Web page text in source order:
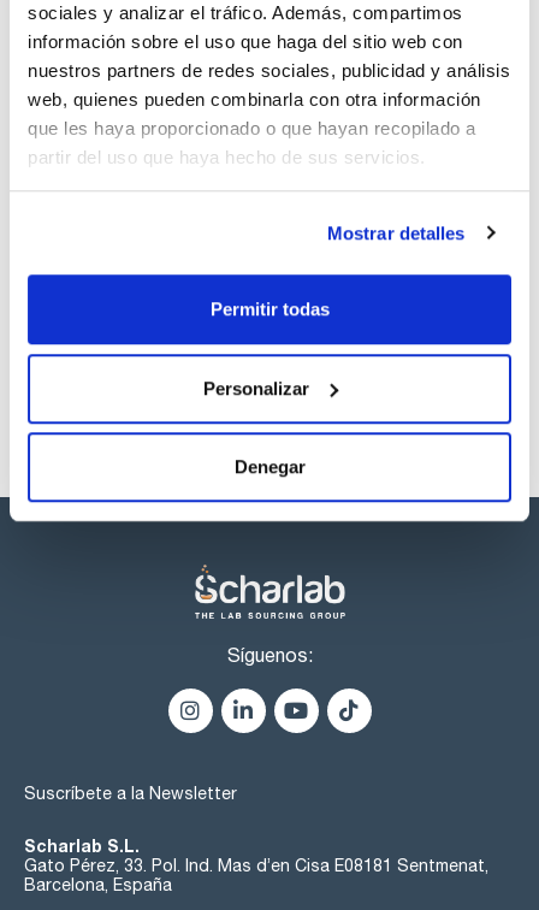
sociales y analizar el tráfico. Además, compartimos
información sobre el uso que haga del sitio web con
nuestros partners de redes sociales, publicidad y análisis
web, quienes pueden combinarla con otra información
que les haya proporcionado o que hayan recopilado a
partir del uso que haya hecho de sus servicios.
Mostrar detalles
Permitir todas
Personalizar
Denegar
Documentación técnica
TDS / Ficha técnica
Regístrate para
descargas
COA
Regístrate para
descargas
SDS/ Hoja de seguridad
Regístrate para
Los productos marcados con esta imagen son
productos marca Scharlau habitualmente en stock,
listos para una entrega inmediata.
Síguenos:
Suscríbete a la Newsletter
Scharlab S.L.
Gato Pérez, 33. Pol. Ind. Mas d’en Cisa E08181 Sentmenat,
Barcelona, España